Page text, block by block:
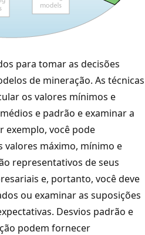
para tomar as decisões
de mineração. As técnicas
os valores mínimos e
e padrão e examinar a
exemplo, você pode
máximo, mínimo e
representativos de seus
e, portanto, você deve
ou examinar as suposições
Desvios padrão e
podem fornecer